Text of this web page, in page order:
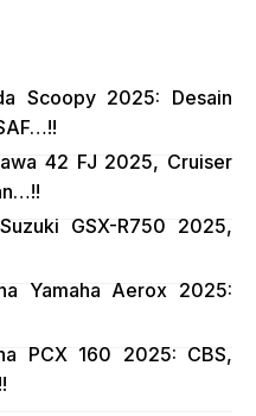
Scoopy 2025: Desain
42 FJ 2025, Cruiser
GSX-R750 2025,
Yamaha Aerox 2025:
PCX 160 2025: CBS,